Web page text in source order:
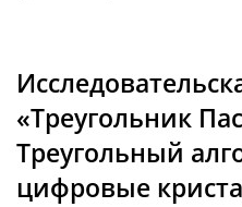
«Треугольник
Треугольный
цифровые